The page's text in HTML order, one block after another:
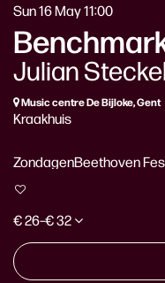
Julian
Sun 16 May11:00
Music centre De Bijloke, Gent
Kraakhuis
ZondagenBeethoven
€ 26–€ 32